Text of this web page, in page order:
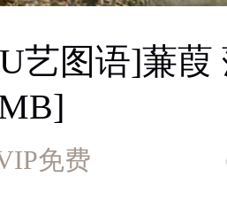
艺图语]蒹葭
免费